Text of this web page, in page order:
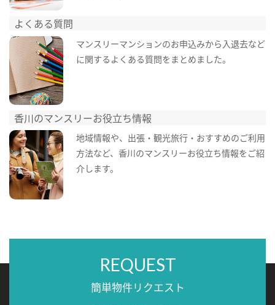
よくある質問
マンスリーマンションのお申込みから入退去など
に関するよくある質問をまとめました。
香川のマンスリーお役立ち情報
地域情報や、出張・観光旅行・おすすめのご利用
方法など、香川のマンスリーお役立ち情報をご紹
介します。
REQUEST
簡単物件リクエスト